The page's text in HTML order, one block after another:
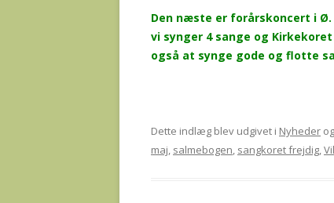
Den næste er forårskoncert i Ø.
vi synger 4 sange og
også at synge gode og flotte
Dette indlæg blev udgivet i Nyheder
maj, salmebogen, sangkoret frejdig,